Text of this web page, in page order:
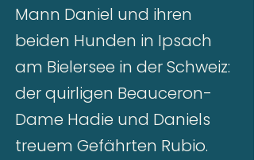
Mann Daniel und ihren
beiden Hunden in Ipsach
am Bielersee in der Schweiz:
der quirligen Beauceron-
Dame Hadie und Daniels
treuem Gefährten Rubio.